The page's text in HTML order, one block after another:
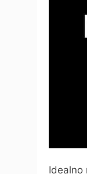
Idealno